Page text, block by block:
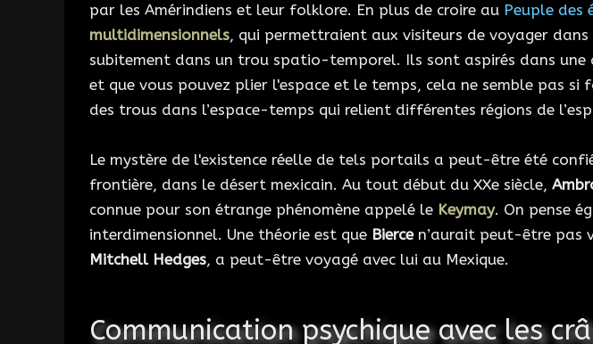
par les Amérindiens et leur folklore. En plus de croire au Peuple des
multidimensionnels, qui permettraient aux visiteurs de voyager
subitement dans un trou spatio-temporel. Ils sont aspirés dans
et que vous pouvez plier l'espace et le temps, cela ne semble pas
des trous dans l’espace-temps qui relient différentes régions de
Le mystère de l'existence réelle de tels portails a peut-être été
frontière, dans le désert mexicain. Au tout début du XXe siècle,
connue pour son étrange phénomène appelé le Keymay. On pense
interdimensionnel. Une théorie est que Biercen’aurait peut-être pas
Mitchell Hedges, a peut-être voyagé avec lui au Mexique.
Communication psychique avec les